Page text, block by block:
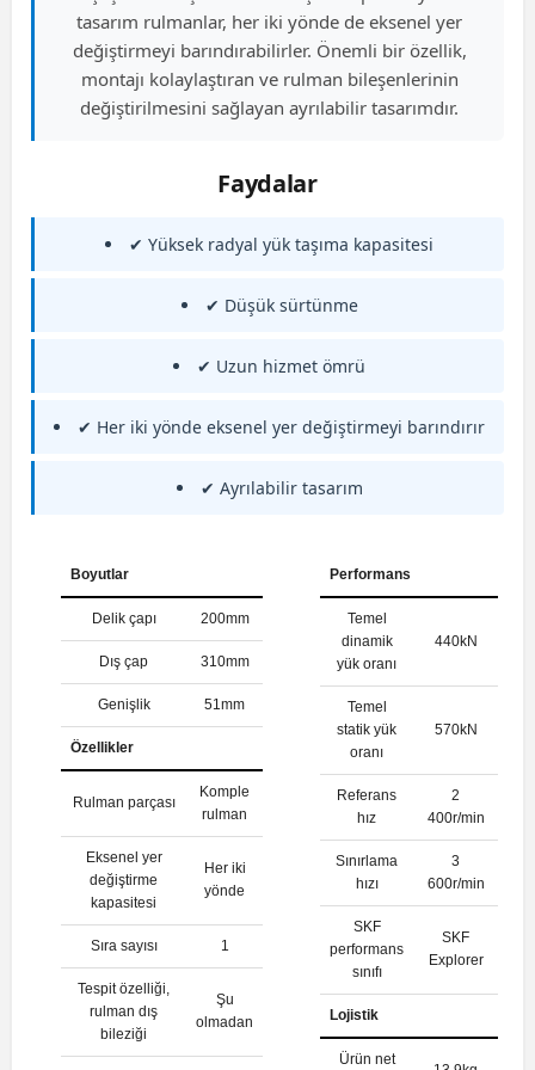
tasarım rulmanlar, her iki yönde de eksenel yer
değiştirmeyi barındırabilirler. Önemli bir özellik,
montajı kolaylaştıran ve rulman bileşenlerinin
değiştirilmesini sağlayan ayrılabilir tasarımdır.
Faydalar
✔ Yüksek radyal yük taşıma kapasitesi
✔ Düşük sürtünme
✔ Uzun hizmet ömrü
✔ Her iki yönde eksenel yer değiştirmeyi barındırır
✔ Ayrılabilir tasarım
Boyutlar
Delik çapı 200mm
Dış çap 310mm
Genişlik 51mm
Özellikler
Rulman parçası
Komple
rulman
Eksenel yer
değiştirme
kapasitesi
Her iki
yönde
Sıra sayısı 1
Tespit özelliği,
rulman dış
bileziği
Şu
olmadan
Performans
Temel
dinamik
yük oranı
440kN
Temel
statik yük
oranı
570kN
Referans
hız
2
400r/min
Sınırlama
hızı
3
600r/min
SKF
performans
sınıfı
SKF
Explorer
Lojistik
Ürün net